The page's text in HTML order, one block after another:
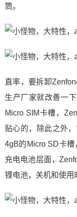
筒。
直率，要拆卸
生产厂家就改善一
Micro SIM卡槽，
贴心的，除此之外
4gB的Micro SD卡
充电电池层面，
锂电池，关机和使用